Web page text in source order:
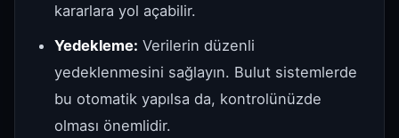
kararlara yol açabilir.
Yedekleme: Verilerin düzenli
yedeklenmesini sağlayın. Bulut sistemlerde
bu otomatik yapılsa da, kontrolünüzde
olması önemlidir.